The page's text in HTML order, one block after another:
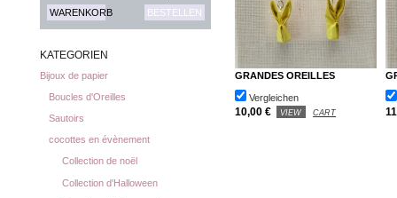
GRANDES OREILLES
Vergleichen
10,00 € VIEW CART
WARENKORB BESTELLEN
KATEGORIEN
Bijoux de papier
Boucles d'Oreilles
Sautoirs
cocottes en évènement
Collection de noël
Collection d'Halloween